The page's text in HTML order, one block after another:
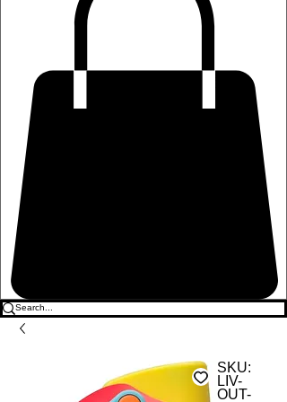
SKU:
LIV-
OUT-